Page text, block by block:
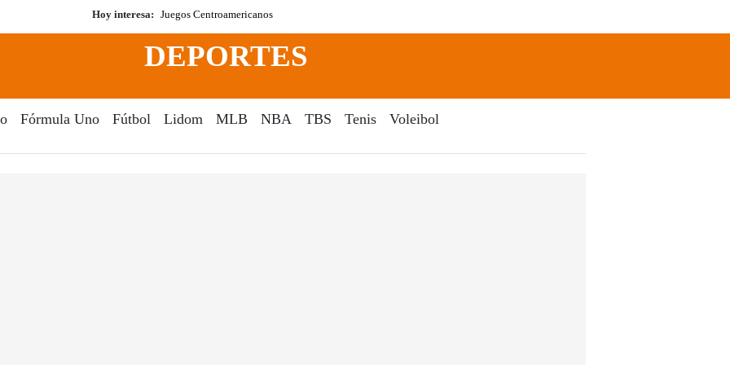
Hoy interesa: Juegos Centroamericanos
Search
DEPORTES
Fórmula Uno Fútbol Lidom MLB NBA TBS Tenis Voleibol